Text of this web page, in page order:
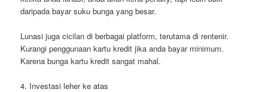
daripada bayar suku bunga yang besar.
Lunasi juga cicilan di berbagai platform, terutama di rentenir.
Kurangi penggunaan kartu kredit jika anda bayar minimum.
Karena bunga kartu kredit sangat mahal.
4. Investasi leher ke atas